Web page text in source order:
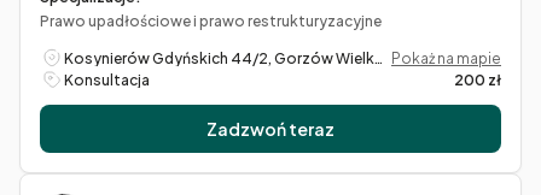
Prawo upadłościowe i prawo restrukturyzacyjne
Kosynierów Gdyńskich 44/2, Gorzów Wielkopolski Pokaż na mapie
Konsultacja
200 zł
Zadzwoń teraz